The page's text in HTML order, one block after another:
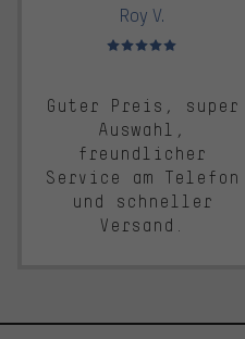
Roy V.
Bewertungen: 5 von 5
Guter Preis, super
Auswahl,
freundlicher
Service am Telefon
und schneller
Versand.